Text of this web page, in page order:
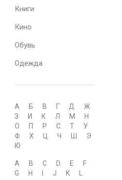
Книги
Кино
Обувь
Одежда
А Б В Г Д
Ж
З
И К Л М
Н
О
П Р С Т
У
Ф
Х Ц Ч
Э
Ю
A B C D E
F
G
H J K